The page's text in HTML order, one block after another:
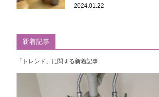
2024.01.22
新着記事
「トレンド」に関する新着記事